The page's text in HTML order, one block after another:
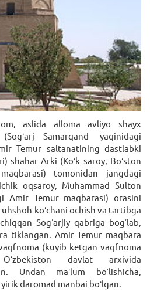
aslida alloma avliyo shayx
yaqinidagi
Temur saltanatining dastlabki
shahar Arki (Koʻk saroy, Boʻston
tomonidan jangdagi
oqsaroy, Muhammad Sulton
Amir Temur maqbarasi) orasini
koʻchani ochish va tartibga
Sogʻarjiy qabriga bogʻlab,
tiklangan. Amir Temur maqbara
(kuyib ketgan vaqfnoma
davlat arxivida
Undan maʼlum boʻlishicha,
daromad manbai boʻlgan.